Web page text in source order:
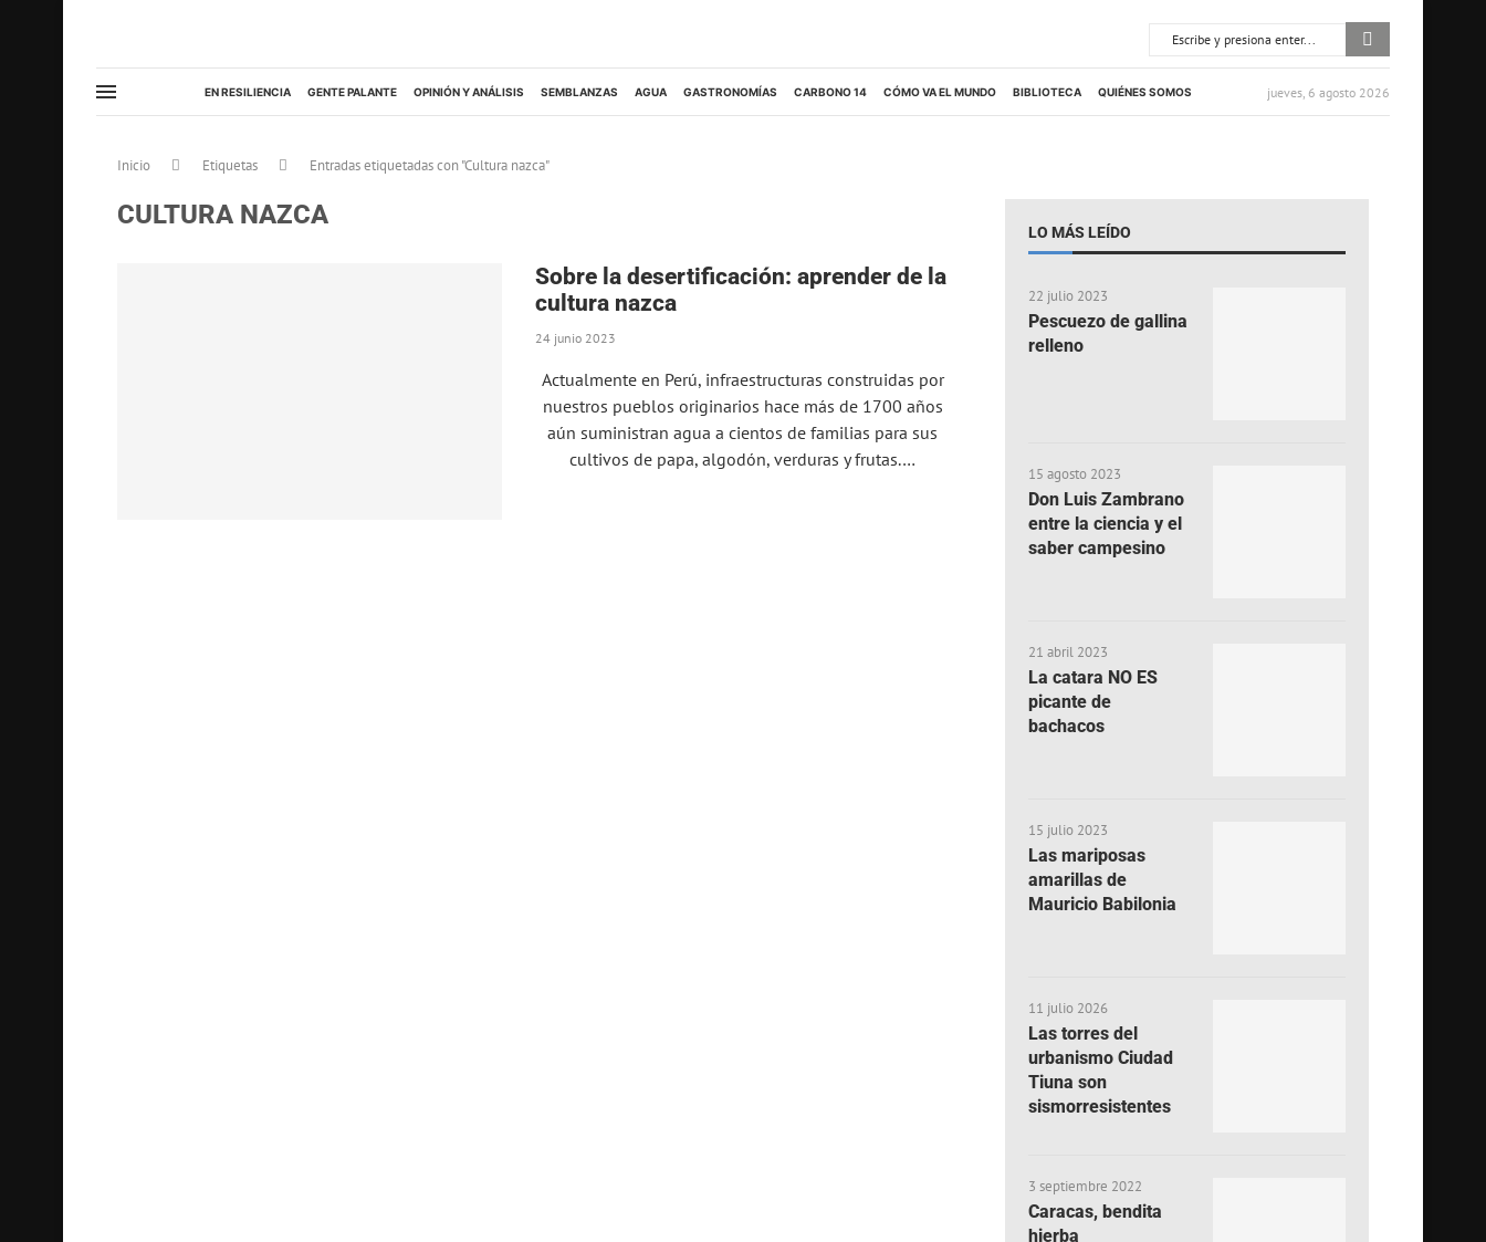
EN RESILIENCIA GENTE PALANTE OPINIÓN Y ANÁLISIS SEMBLANZAS AGUA GASTRONOMÍAS CARBONO 14 CÓMO VA EL MUNDO BIBLIOTECA QUIÉNES SOMOS jueves, 6 agosto 2026
Inicio Etiquetas Entradas etiquetadas con "Cultura nazca"
CULTURA NAZCA
Sobre la desertificación: aprender de la
cultura nazca
24 junio 2023
Actualmente en Perú, infraestructuras construidas por
nuestros pueblos originarios hace más de 1700 años
aún suministran agua a cientos de familias para sus
cultivos de papa, algodón, verduras y frutas.…
LO MÁS LEÍDO
22 julio 2023
Pescuezo de gallina
relleno
15 agosto 2023
Don Luis Zambrano
entre la ciencia y el
saber campesino
21 abril 2023
La catara NO ES
picante de
bachacos
15 julio 2023
Las mariposas
amarillas de
Mauricio Babilonia
11 julio 2026
Las torres del
urbanismo Ciudad
Tiuna son
sismorresistentes
3 septiembre 2022
Caracas, bendita
hierba